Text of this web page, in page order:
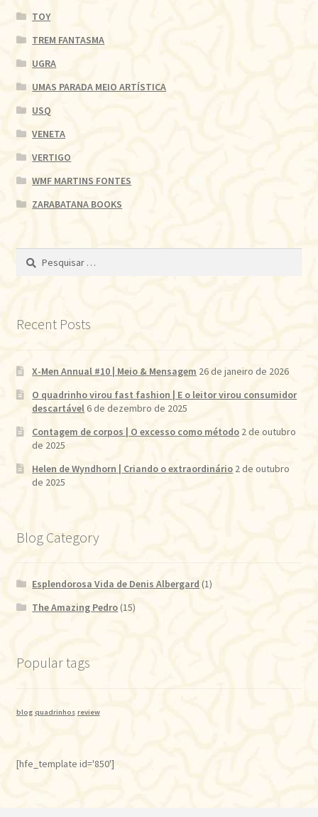
TOY
TREM FANTASMA
UGRA
UMAS PARADA MEIO ARTÍSTICA
USQ
VENETA
VERTIGO
WMF MARTINS FONTES
ZARABATANA BOOKS
Pesquisar
Recent Posts
X-Men Annual #10 | Meio & Mensagem 26 de janeiro de 2026
O quadrinho virou fast fashion | E o leitor virou consumidor
descartável 6 de dezembro de 2025
Contagem de corpos | O excesso como método 2 de outubro
de 2025
Helen de Wyndhorn | Criando o extraordinário 2 de outubro
de 2025
Blog Category
Esplendorosa Vida de Denis Albergard (1)
The Amazing Pedro (15)
Popular tags
blog quadrinhos review
[hfe_template id='850']